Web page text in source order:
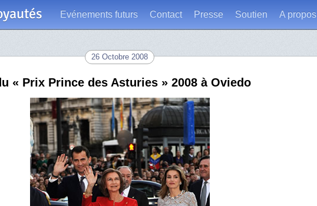
Evénements futurs Contact Presse Soutien A propos
26 Octobre 2008
« Prix Prince des Asturies » 2008 à Oviedo